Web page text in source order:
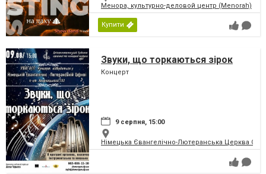
Менора, культурно-деловой центр (Menorah)
Купити
Звуки, що торкаються зірок
Концерт
9 серпня, 15:00
Німецька Євангелічно-Лютеранська Церква